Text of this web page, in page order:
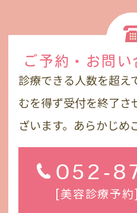
ご予約・お問い
診療できる人数を超え
むを得ず受付を終了さ
ざいます。あらかじめ
052-
[美容診療予